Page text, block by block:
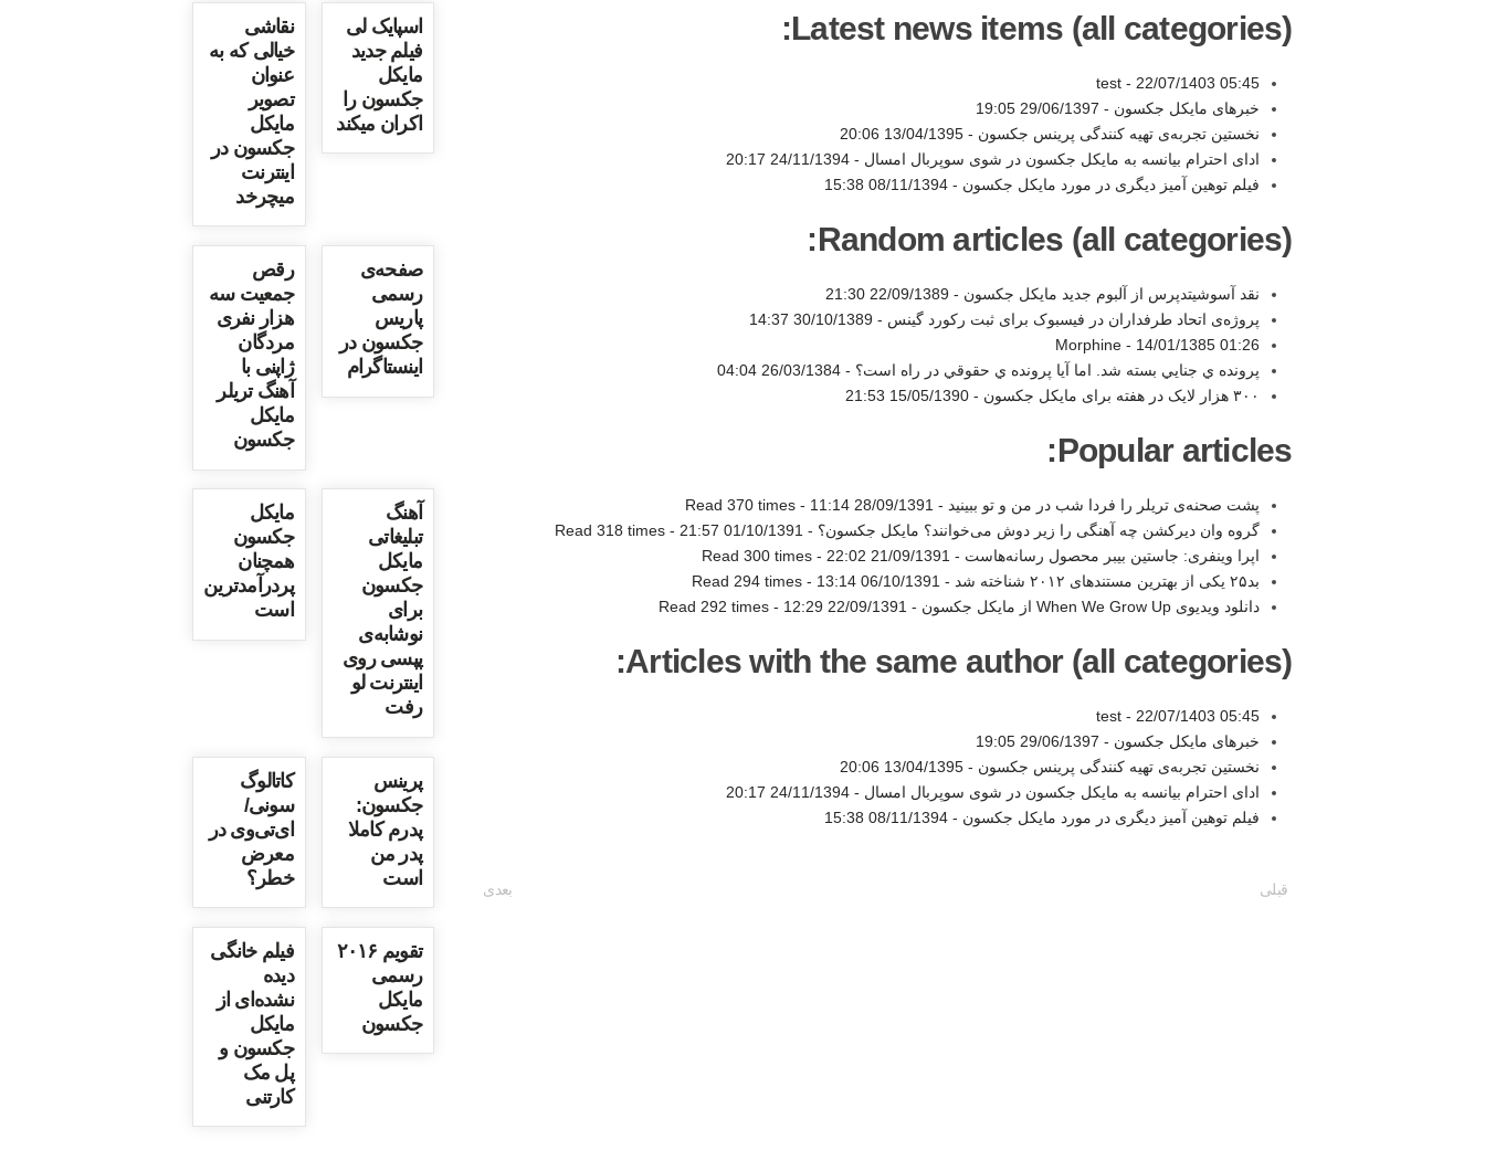
Latest news items (all categories):
test - 22/07/1403 05:45
خبرهای مایکل جکسون - 29/06/1397 19:05
نخستین تجربه‌ی تهیه کنندگی پرینس جکسون -13/04/1395 20:06
ادای احترام بیانسه به مایکل جکسون در شوی سوپربال امسال -24/11/1394 20:17
فیلم توهین آمیز دیگری در مورد مایکل جکسون -08/11/1394 15:38
Random articles (all categories):
نقد آسوشیتدپرس از آلبوم جدید مایکل جکسون - 22/09/1389 21:30
پروژه‌ی اتحاد طرفداران در فیسبوک برای ثبت رکورد گینس - 30/10/1389 14:37
Morphine - 14/01/1385 01:26
پرونده ي جنايي بسته شد. اما آيا پرونده ي حقوقي در راه است؟ -26/03/1384 04:04
۳۰۰ هزار لایک در هفته برای مایکل جکسون -
15/05/1390 21:53
Popular articles:
پشت صحنه‌ی تریلر را فردا شب در من و تو ببینید -28/09/1391 11:14
-
Read 370 times
گروه وان دیرکشن چه آهنگی را زیر دوش می‌خوانند؟ مایکل جکسون؟ -01/10/1391 21:57
-
Read 318 times
اپرا وینفری: جاستین بیبر محصول رسانه‌‌هاست -21/09/1391 22:02
-
Read 300 times
بد۲۵ یکی از بهترین مستندهای ۲۰۱۲ شناخته شد -
06/10/1391 13:14
-
Read 294 times
دانلود ویدیوی When We Grow Up از مایکل جکسون -
22/09/1391 12:29
-
Read 292 times
Articles with the same author (all categories):
test - 22/07/1403 05:45
خبرهای مایکل جکسون - 29/06/1397 19:05
نخستین تجربه‌ی تهیه کنندگی پرینس جکسون -13/04/1395 20:06
ادای احترام بیانسه به مایکل جکسون در شوی سوپربال امسال -24/11/1394 20:17
فیلم توهین آمیز دیگری در مورد مایکل جکسون -08/11/1394 15:38
قبلی بعدی
اسپایک لی
فیلم جدید
مایکل
جکسون را
اکران میکند
نقاشی
خیالی که به
عنوان
تصویر
مایکل
جکسون در
اینترنت
میچرخد
صفحه‌ی
رسمی
پاریس
جکسون در
اینستاگرام
رقص
جمعیت سه
هزار نفری
مردگان
ژاپنی با
آهنگ تریلر
مایکل
جکسون
آهنگ
تبلیغاتی
مایکل
جکسون
برای
نوشابه‌ی
پپسی روی
اینترنت لو
رفت
مایکل
جکسون
همچنان
پردرآمدترین
است
پرینس
جکسون:
پدرم کاملا
پدر من
است
کاتالوگ
سونی/
ای‌تی‌وی در
معرض
خطر؟
تقویم ۲۰۱۶
رسمی
مایکل
جکسون
فیلم خانگی
دیده
نشده‌ای از
مایکل
جکسون و
پل مک
کارتنی